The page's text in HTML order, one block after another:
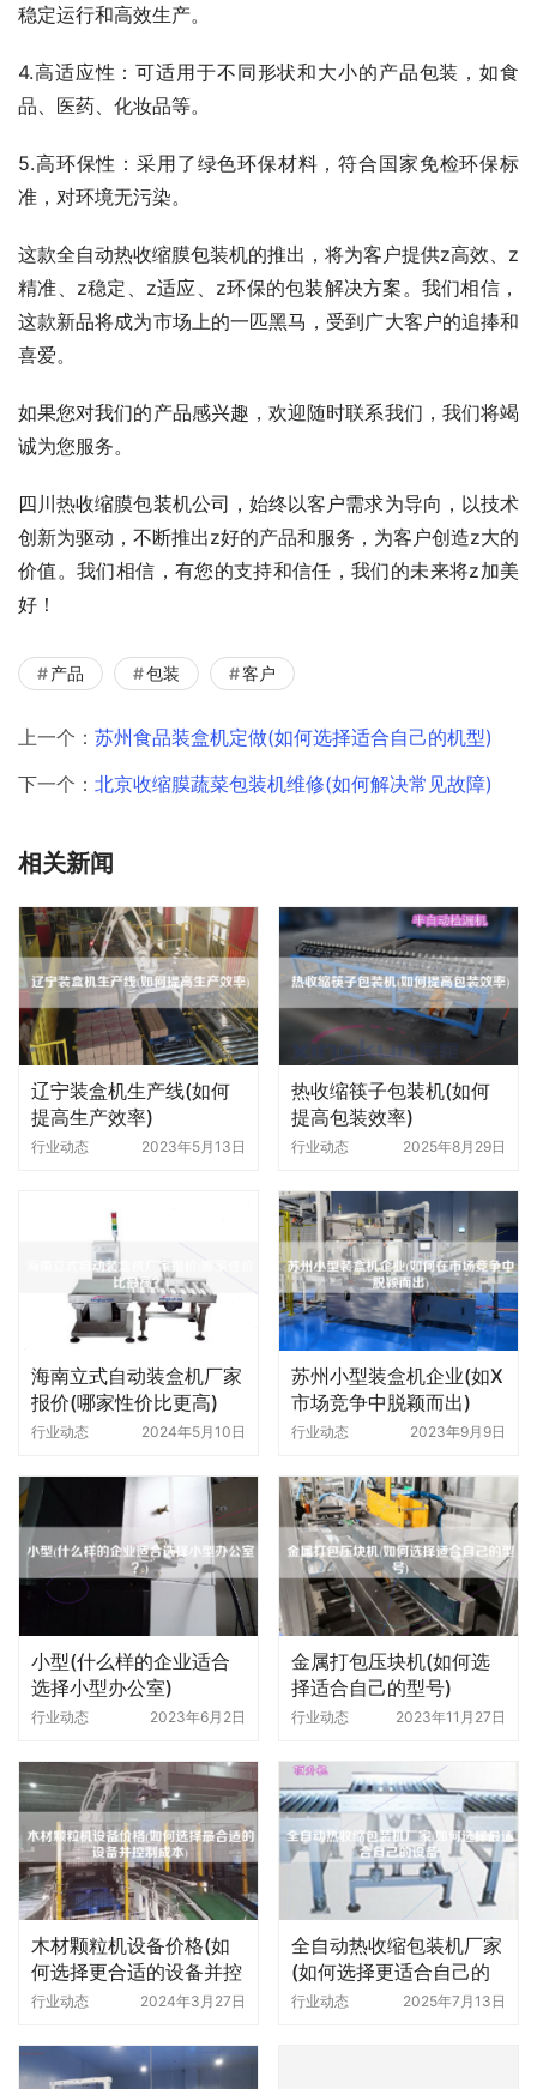
稳定运行和高效生产。
4.高适应性：可适用于不同形状和大小的产品包装，如食
品、医药、化妆品等。
5.高环保性：采用了绿色环保材料，符合国家免检环保标
准，对环境无污染。
这款全自动热收缩膜包装机的推出，将为客户提供z高效、z
精准、z稳定、z适应、z环保的包装解决方案。我们相信，
这款新品将成为市场上的一匹黑马，受到广大客户的追捧和
喜爱。
如果您对我们的产品感兴趣，欢迎随时联系我们，我们将竭
诚为您服务。
四川热收缩膜包装机公司，始终以客户需求为导向，以技术
创新为驱动，不断推出z好的产品和服务，为客户创造z大的
价值。我们相信，有您的支持和信任，我们的未来将z加美
好！
产品 包装 客户
上一个： 苏州食品装盒机定做(如何选择适合自己的机型)
下一个： 北京收缩膜蔬菜包装机维修(如何解决常见故障)
相关新闻
辽宁装盒机生产线(如何
提高生产效率)
行业动态 2023年5月13日
热收缩筷子包装机(如何
提高包装效率)
行业动态 2025年8月29日
海南立式自动装盒机厂家
报价(哪家性价比更高)
行业动态 2024年5月10日
苏州小型装盒机企业(如X
市场竞争中脱颖而出)
行业动态 2023年9月9日
小型(什么样的企业适合
选择小型办公室)
行业动态 2023年6月2日
金属打包压块机(如何选
择适合自己的型号)
行业动态 2023年11月27日
木材颗粒机设备价格(如
何选择更合适的设备并控
制成本)
行业动态 2024年3月27日
全自动热收缩包装机厂家
(如何选择更适合自己的
设备)
行业动态 2025年7月13日